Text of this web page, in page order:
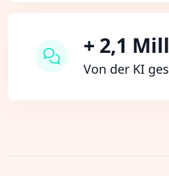
+ 2,1
Von der KI